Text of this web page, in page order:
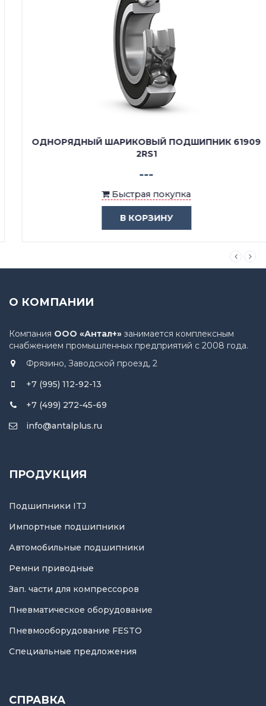
ОДНОРЯДНЫЙ ШАРИКОВЫЙ ПОДШИПНИК 61909
2RS1
---
Быстрая покупка
В КОРЗИНУ
О КОМПАНИИ
Компания ООО «Антал+» занимается комплексным
снабжением промышленных предприятий с 2008 года.
Фрязино, Заводской проезд, 2
+7 (995) 112-92-13
+7 (499) 272-45-69
info@antalplus.ru
ПРОДУКЦИЯ
Подшипники ITJ
Импортные подшипники
Автомобильные подшипники
Ремни приводные
Зап. части для компрессоров
Пневматическое оборудование
Пневмооборудование FESTO
Специальные предложения
СПРАВКА